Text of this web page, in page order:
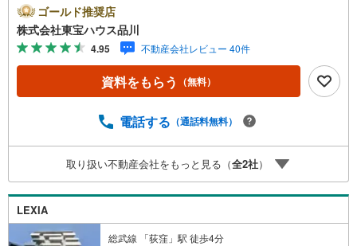
とも包み隠さずお伝えし、「納得して選ぶ」ためのサポー
トを大切にしています。現地でしか分からないリアルな情
報も含めて、一緒に後悔しない住まい探しを進めていきま
しょう。まずはお気軽にご相談ください。【Yahoo！ 不動
産キャンペーン対象店舗】当店で物件を成約するとPayPay
ボーナスライトがもらえる「Yahoo！ 不動産 物件ご成約キ
予約をする」ボタンからお問い合わせください。※必ずYah
のご請求はお気軽にどうぞ♪お電話でのお問い合わせも常
時受け付けております！お気軽にお問い合わせください。
ゴールド推奨店
株式会社東宝ハウス品川
4.95 不動産会社レビュー 40件
資料をもらう （無料）
電話する （通話料無料）
取り扱い不動産会社をもっと見る（全2社）
LEXIA
総武線 「荻窪」駅 徒歩4分